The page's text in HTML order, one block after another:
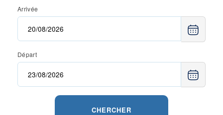
Arrivée
Départ
CHERCHER